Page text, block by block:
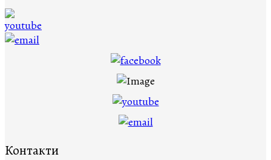
Контакти